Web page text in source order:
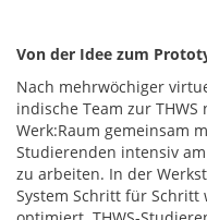
Von der Idee zum
Nach mehrwöchiger
indische Team zur
Werk:Raum gemeinsam
Studierenden intensiv
zu arbeiten. In der
System Schritt für